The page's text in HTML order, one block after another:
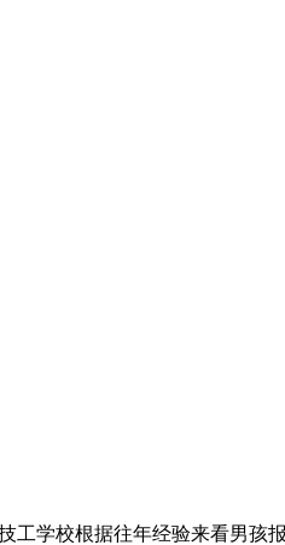
学校根据往年经验来看男孩